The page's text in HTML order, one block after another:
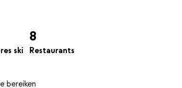
ski
8
Restaurants